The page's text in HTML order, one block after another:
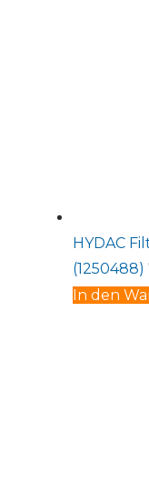
HYDAC
(1250488)
In den